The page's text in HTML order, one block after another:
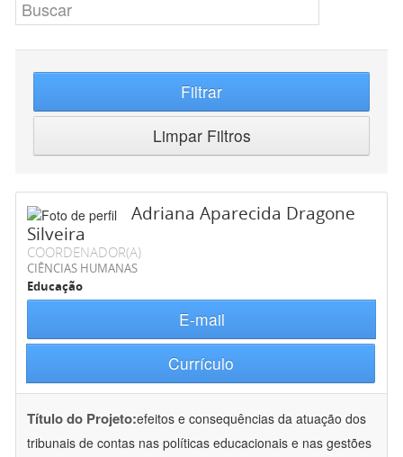
Filtrar
Limpar Filtros
Adriana Aparecida Dragone
Silveira
COORDENADOR(A)
CIÊNCIAS HUMANAS
Educação
E-mail
Currículo
Título do Projeto:efeitos e consequências da atuação dos
tribunais de contas nas políticas educacionais e nas gestões